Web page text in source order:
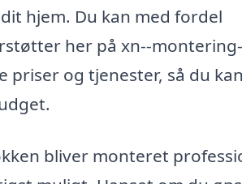
hjem. Du kan med fordel
her på xn--
priser og tjenester, så du kan
bliver monteret